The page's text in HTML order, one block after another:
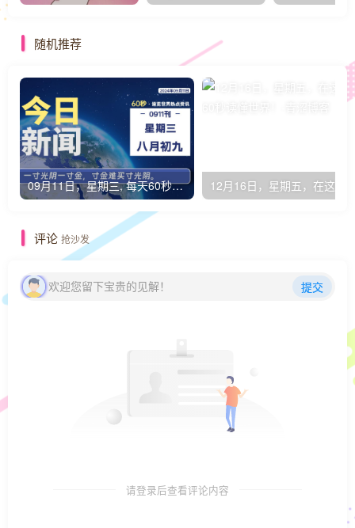
随机推荐
09月11日，星期三, 每天60秒读懂全世界！
评论 抢沙发
欢迎您留下宝贵的见解！ 提交
请登录后查看评论内容